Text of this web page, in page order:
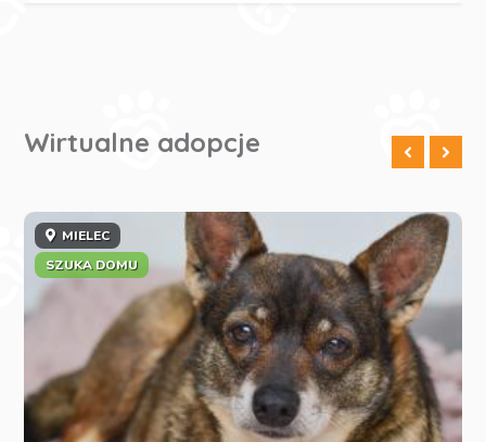
Wirtualne adopcje
MIELEC
SZUKA DOMU